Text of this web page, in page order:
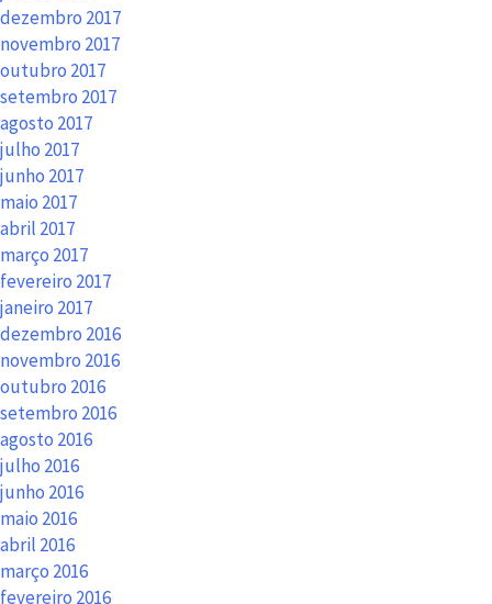
dezembro 2017
novembro 2017
outubro 2017
setembro 2017
agosto 2017
julho 2017
junho 2017
maio 2017
abril 2017
março 2017
fevereiro 2017
janeiro 2017
dezembro 2016
novembro 2016
outubro 2016
setembro 2016
agosto 2016
julho 2016
junho 2016
maio 2016
abril 2016
março 2016
fevereiro 2016